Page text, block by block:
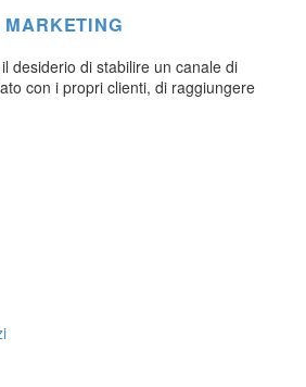
desiderio di stabilire un canale di
con i propri clienti, di raggiungere